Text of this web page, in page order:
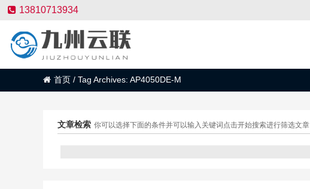
13810713934
首页 / Tag Archives: AP4050DE-M
文章检索 你可以选择下面的条件并可以输入关键词点击开始搜索进行筛选文章